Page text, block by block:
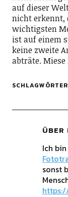
auf dieser
nicht erkennt,
wichtigsten
ist auf einem
keine zweite
abträte.
SCHLAGWÖRTER
ÜBER
Ich
sonst